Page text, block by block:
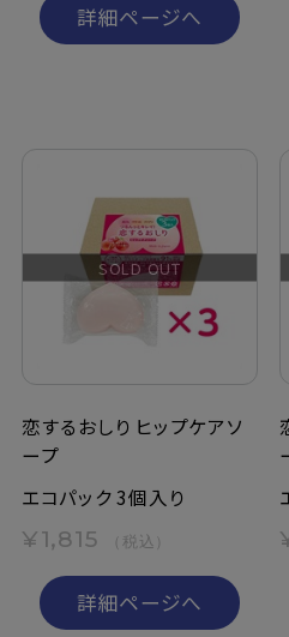
詳細ページへ
SOLD OUT
恋するおしり ヒップケアソ
ープ
エコパック 3個入り
¥1,815 （税込）
詳細ページへ